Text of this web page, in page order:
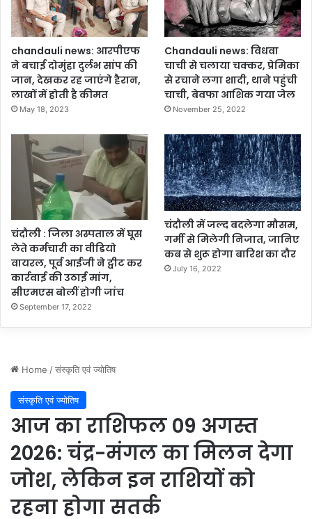
वा
लों
को
हो
गा
ला
भ
chandauli news: आरपीएफ
ने बचाई दोमुंहा दुर्लभ सांप की
जान, देखकर रह जाएंगे हैरान,
लाखों में होती है कीमत
May 18, 2023
Chandauli news: विधवा
चाची से चलाया चक्कर, प्रेमिका
से रचाने लगा शादी, थाने पहुंची
चाची, बेवफा आशिक गया जेल
November 25, 2022
चंदौली : जिला अस्पताल में घूस
लेते कर्मचारी का वीडियो
वायरल, पूर्व आईजी ने ट्वीट कर
कार्रवाई की उठाई मांग,
सीएमएस बोलीं होगी जांच
September 17, 2022
चंदौली में जल्द बदलेगा मौसम,
गर्मी से मिलेगी निजात, जानिए
कब से शुरू होगा बारिश का दौर
July 16, 2022